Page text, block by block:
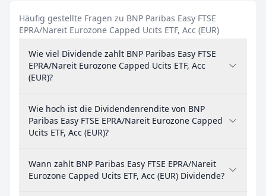
Häufig gestellte Fragen zu BNP Paribas Easy FTSE
EPRA/Nareit Eurozone Capped Ucits ETF, Acc (EUR)
Wie viel Dividende zahlt BNP Paribas Easy FTSE
EPRA/Nareit Eurozone Capped Ucits ETF, Acc
(EUR)?
Wie hoch ist die Dividendenrendite von BNP
Paribas Easy FTSE EPRA/Nareit Eurozone Capped
Ucits ETF, Acc (EUR)?
Wann zahlt BNP Paribas Easy FTSE EPRA/Nareit
Eurozone Capped Ucits ETF, Acc (EUR) Dividende?